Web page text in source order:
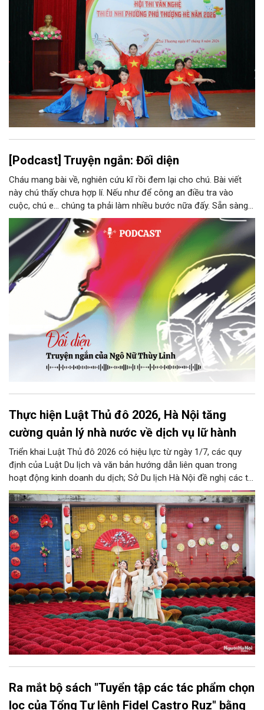
[Podcast] Truyện ngắn: Đối diện
Cháu mang bài về, nghiên cứu kĩ rồi đem lại cho chú. Bài viết
này chú thấy chưa hợp lí. Nếu như để công an điều tra vào
cuộc, chú e… chúng ta phải làm nhiều bước nữa đấy. Sẵn sàng
thì tiếp tục nhé! Chú Minh cầm tập bài viết đưa lại cho Thy. Cô
ngại ngùng đỡ lấy. Đây là lần thứ ba, loạt bài phóng sự của mình
bị Tổng biên tập kêu lên để trả lại...
Thực hiện Luật Thủ đô 2026, Hà Nội tăng
cường quản lý nhà nước về dịch vụ lữ hành
Triển khai Luật Thủ đô 2026 có hiệu lực từ ngày 1/7, các quy
định của Luật Du lịch và văn bản hướng dẫn liên quan trong
hoạt động kinh doanh du dịch; Sở Du lịch Hà Nội đề nghị các tổ
chức, đơn vị, doanh nghiệp kinh doanh dịch vụ lữ hành trên địa
bàn thành phố thực hiện một số nội dung quan trọng. Qua đó
góp phần thực hiện thắng lợi các mục tiêu phát triển du lịch Hà
Nội năm 2026 và giai đoạn tiếp theo.
Ra mắt bộ sách "Tuyển tập các tác phẩm chọn
lọc của Tổng Tư lệnh Fidel Castro Ruz" bằng